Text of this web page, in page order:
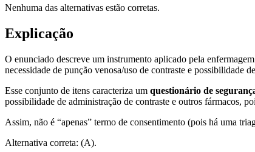
Nenhuma das alternativas estão corretas.
Explicação
O enunciado descreve um instrumento aplicado pela enfermagem
necessidade de punção venosa/uso de contraste e possibilidade
Esse conjunto de itens caracteriza um questionário de
possibilidade de administração de contraste e outros fármacos,
Assim, não é “apenas” termo de consentimento (pois há uma
Alternativa correta: (A).